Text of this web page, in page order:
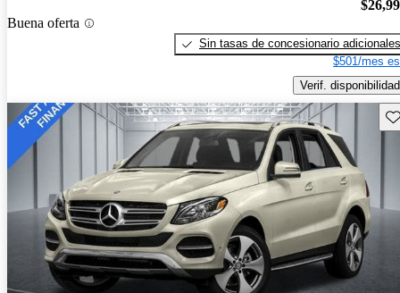
Buena oferta
Sin tasas de concesionario adicionales
$501/mes
Verif. disponibilidad